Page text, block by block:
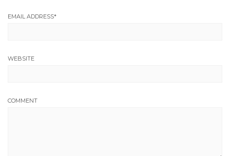
EMAIL ADDRESS*
WEBSITE
COMMENT